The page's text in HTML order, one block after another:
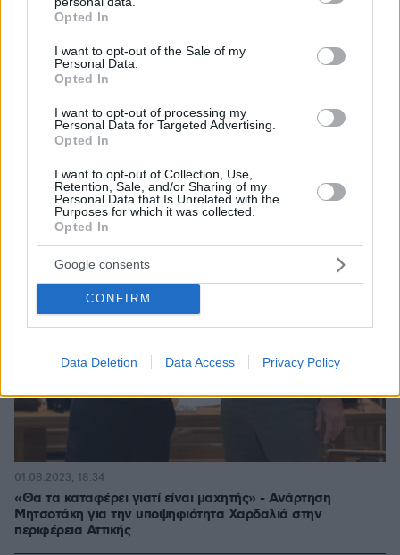
grant or deny consent to Google and its third-party tags to
use your data for below specified purposes in below Google
consent section.
Opted In
I want to opt-out of the Sale of my
Personal Data.
Opted In
I want to opt-out of processing my
Personal Data for Targeted Advertising.
Opted In
I want to opt-out of Collection, Use,
Retention, Sale, and/or Sharing of my
Personal Data that Is Unrelated with the
Purposes for which it was collected.
Opted In
Google consents
CONFIRM
Data Deletion Data Access Privacy Policy
πρωθυπουργό, θα κάνω ό,τι περνάει από το χέρι μου
01.08.2023, 21:20
«Θα τα καταφέρει γιατί είναι μαχητής» - Ανάρτηση
Μητσοτάκη για την υποψηφιότητα Χαρδαλιά στην
περιφέρεια Αττικής
01.08.2023, 18:34